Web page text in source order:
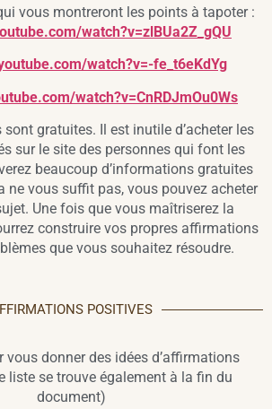
vous montreront les points à tapoter :
watch?v=zlBUa2Z_gQU
watch?v=-fe_t6eKdYg
watch?v=CnRDJmOu0Ws
gratuites. Il est inutile d’acheter les
sur le site des personnes qui font les
beaucoup d’informations gratuites
ne vous suffit pas, vous pouvez acheter
Une fois que vous maîtriserez la
construire vos propres affirmations
que vous souhaitez résoudre.
POSITIVES
vous donner des idées d’affirmations
liste se trouve également à la fin du
document)